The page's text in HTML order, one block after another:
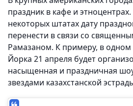
праздник в кафе и
некоторых штатах дату
перенести в связи со
Рамазаном. К примеру, в
Йорка 21 апреля будет
насыщенная и праздничная
звездами казахстанской